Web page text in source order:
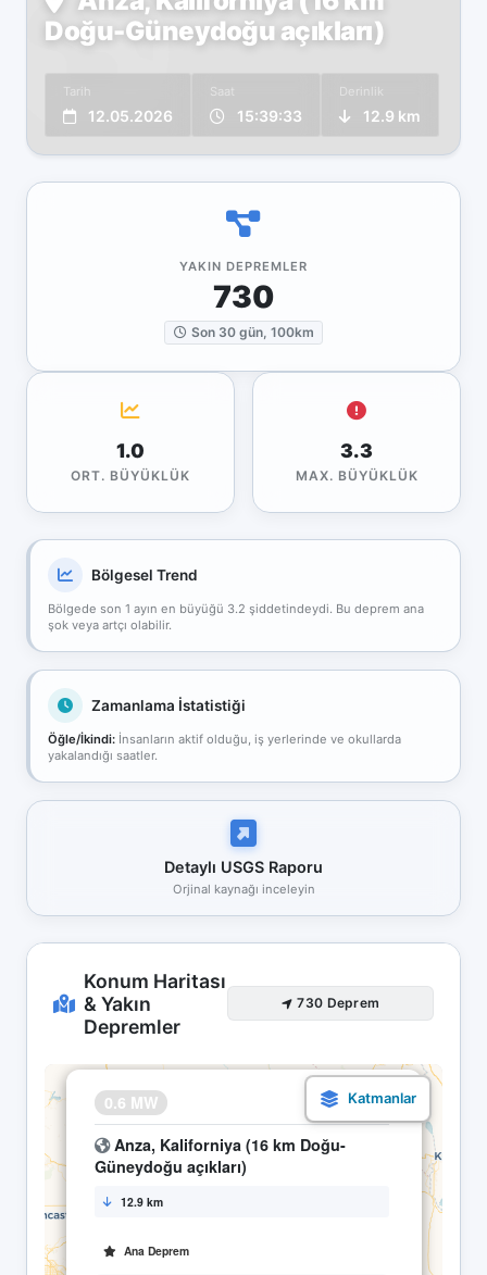
Doğu-Güneydoğu açıkları)
Tarih
12.05.2026
Saat
15:39:33
Derinlik
12.9 km
YAKIN DEPREMLER
730
Son 30 gün, 100km
1.0
ORT. BÜYÜKLÜK
3.3
MAX. BÜYÜKLÜK
Bölgesel Trend
Bölgede son 1 ayın en büyüğü 3.2 şiddetindeydi. Bu deprem ana
şok veya artçı olabilir.
Zamanlama İstatistiği
Öğle/İkindi: İnsanların aktif olduğu, iş yerlerinde ve okullarda
yakalandığı saatler.
Detaylı USGS Raporu
Orjinal kaynağı inceleyin
Konum Haritası
& Yakın
Depremler
730 Deprem
0.6 MW 12.05 15:39
Anza, Kaliforniya (16 km Doğu-
Güneydoğu açıkları)
12.9 km
Ana Deprem
×